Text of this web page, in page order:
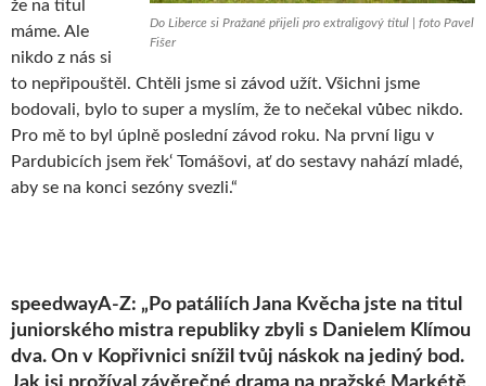
Do Liberce si Pražané přijeli pro extraligový titul | foto Pavel
Fišer
že na titul
máme. Ale
nikdo z nás si
to nepřipouštěl. Chtěli jsme si závod užít. Všichni jsme
bodovali, bylo to super a myslím, že to nečekal vůbec nikdo.
Pro mě to byl úplně poslední závod roku. Na první ligu v
Pardubicích jsem řek‘ Tomášovi, ať do sestavy nahází mladé,
aby se na konci sezóny svezli.“
speedwayA-Z: „Po patáliích Jana Kvěcha jste na titul
juniorského mistra republiky zbyli s Danielem Klímou
dva. On v Kopřivnici snížil tvůj náskok na jediný bod.